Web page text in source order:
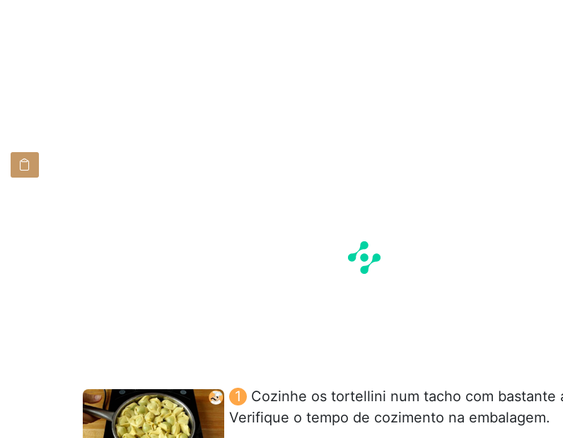
Cozinhe os tortellini num tacho com bastante
Verifique o tempo de cozimento na embalagem.